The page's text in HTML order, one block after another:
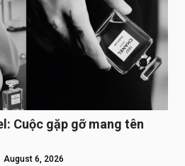
Cuộc gặp gỡ mang tên
August 6, 2026